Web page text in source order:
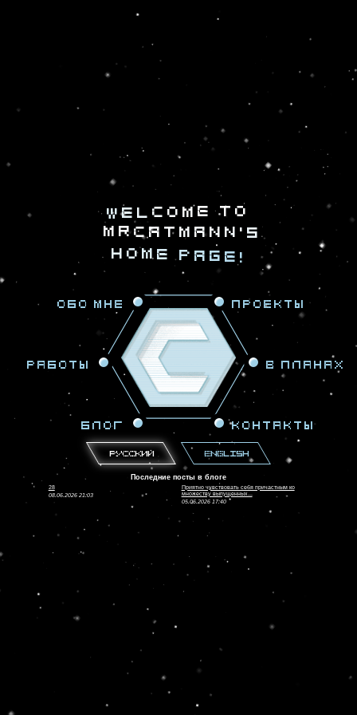
We l c o m e t o
M
RC A T M A N N ' s
h o m e p a g e !
Обо мне
Работы
Блог
Проекты
В планах
Контакты
Русский English
Последние посты в блоге
28
08.06.2026 21:03
Приятно чувствовать себя причастным ко
множеству выпущенных...
05.06.2026 17:40